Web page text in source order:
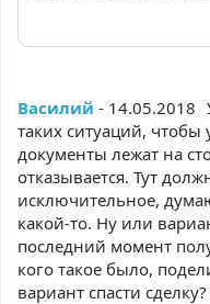
Василий - 14.05.2018
таких ситуаций,
документы лежат на
отказывается. Тут
исключительное,
какой-то. Ну или
последний момент
кого такое было,
вариант спасти сделку?